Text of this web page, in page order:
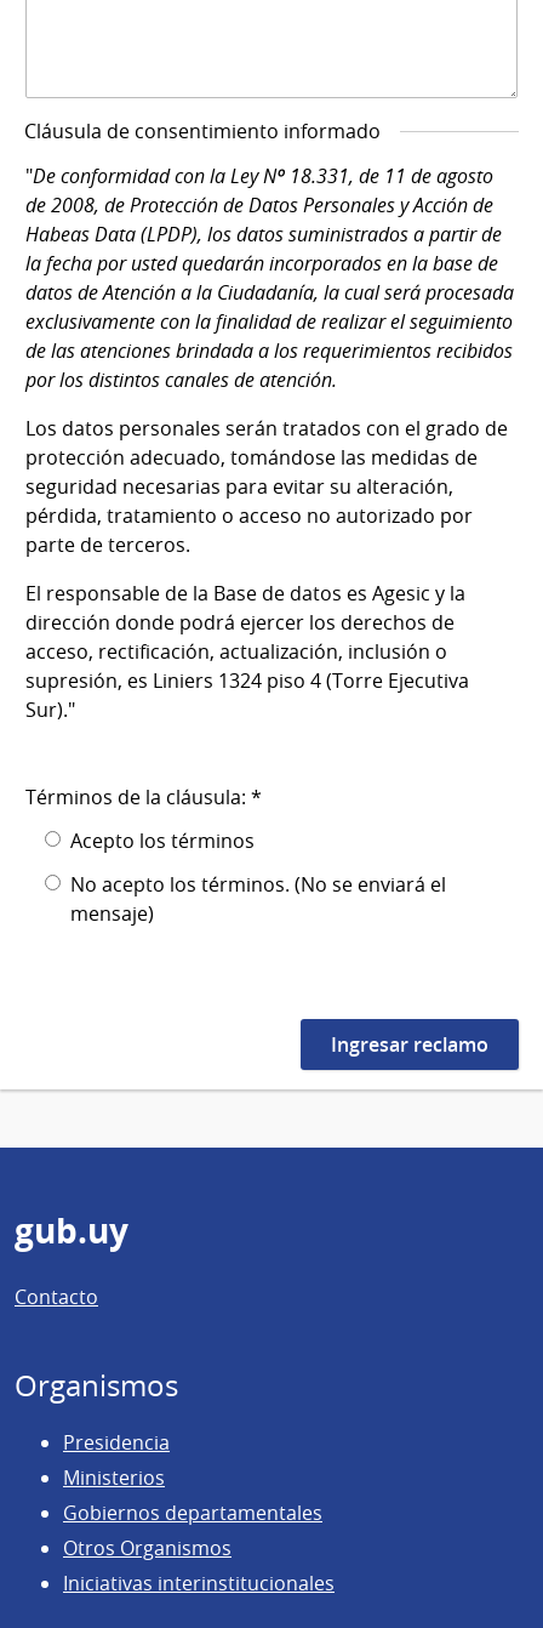
Cláusula de consentimiento informado
"De conformidad con la Ley Nº 18.331, de 11 de agosto
de 2008, de Protección de Datos Personales y Acción de
Habeas Data (LPDP), los datos suministrados a partir de
la fecha por usted quedarán incorporados en la base de
datos de Atención a la Ciudadanía, la cual será procesada
exclusivamente con la finalidad de realizar el seguimiento
de las atenciones brindada a los requerimientos recibidos
por los distintos canales de atención.
Los datos personales serán tratados con el grado de
protección adecuado, tomándose las medidas de
seguridad necesarias para evitar su alteración,
pérdida, tratamiento o acceso no autorizado por
parte de terceros.
El responsable de la Base de datos es Agesic y la
dirección donde podrá ejercer los derechos de
acceso, rectificación, actualización, inclusión o
supresión, es Liniers 1324 piso 4 (Torre Ejecutiva
Sur)."
Términos de la cláusula: *
Acepto los términos
No acepto los términos. (No se enviará el
mensaje)
Pie
de
página
gub.uy
Contacto
Organismos
Presidencia
Ministerios
Gobiernos departamentales
Otros Organismos
Iniciativas interinstitucionales